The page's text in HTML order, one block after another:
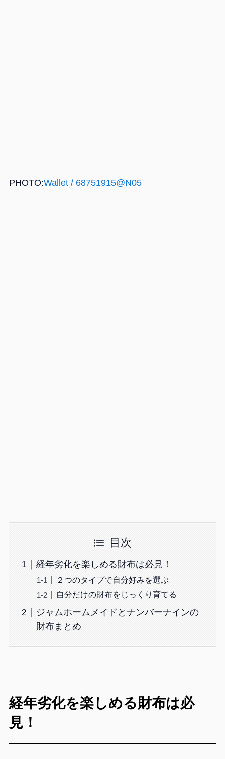
PHOTO:Wallet / 68751915@N05
目次
経年劣化を楽しめる財布は必見！
２つのタイプで自分好みを選ぶ
自分だけの財布をじっくり育てる
ジャムホームメイドとナンバーナインの
財布まとめ
経年劣化を楽しめる財布は必
見！